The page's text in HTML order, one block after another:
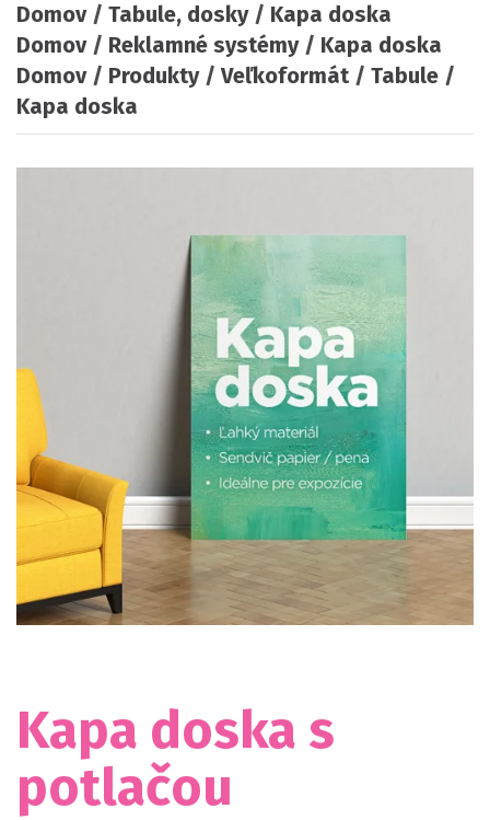
Domov
Tabule, dosky
Kapa doska
Domov
Reklamné systémy
Kapa doska
Domov
Produkty Veľkoformát
Tabule
Kapa doska
Kapa doska s
potlačou